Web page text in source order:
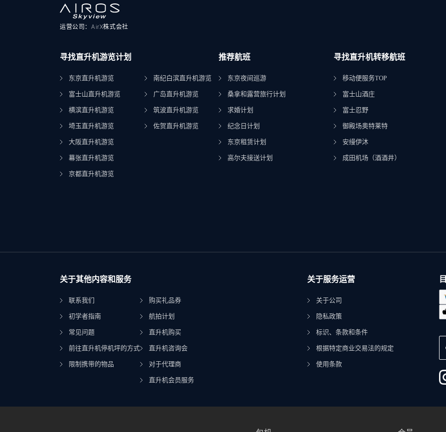
运营公司：AirX株式会社
寻找直升机游览计划
东京直升机游览
富士山直升机游览
横滨直升机游览
埼玉直升机游览
大阪直升机游览
幕张直升机游览
京都直升机游览
南纪白滨直升机游览
广岛直升机游览
筑波直升机游览
佐贺直升机游览
推荐航班
东京夜间巡游
桑拿和露营旅行计划
求婚计划
纪念日计划
东京租赁计划
高尔夫接送计划
寻找直升机转移航班
移动便服务TOP
富士山酒庄
富士忍野
御殿场奥特莱特
安缦伊沐
成田机场（酒酒井）
关于其他内容和服务
联系我们
初学者指南
常见问题
前往直升机停机坪的方式
限制携带的物品
购买礼品券
航拍计划
直升机购买
直升机咨询会
对于代理商
直升机会员服务
关于服务运营
关于公司
隐私政策
标识、条款和条件
根据特定商业交易法的规定
使用条款